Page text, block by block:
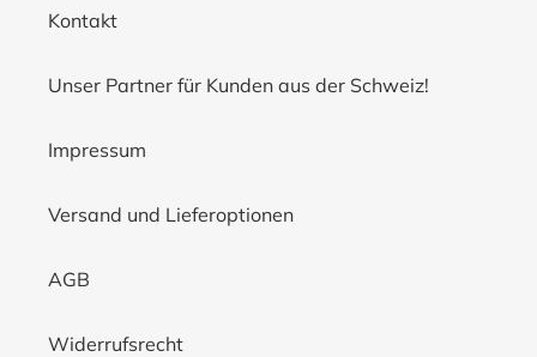
Kontakt
Unser Partner für Kunden aus der Schweiz!
Impressum
Versand und Lieferoptionen
AGB
Widerrufsrecht